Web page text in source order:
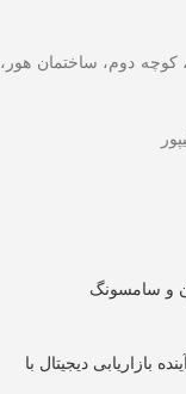
کوچه دوم، ساختمان هور،
و سامسونگ
بازاریابی دیجیتال با